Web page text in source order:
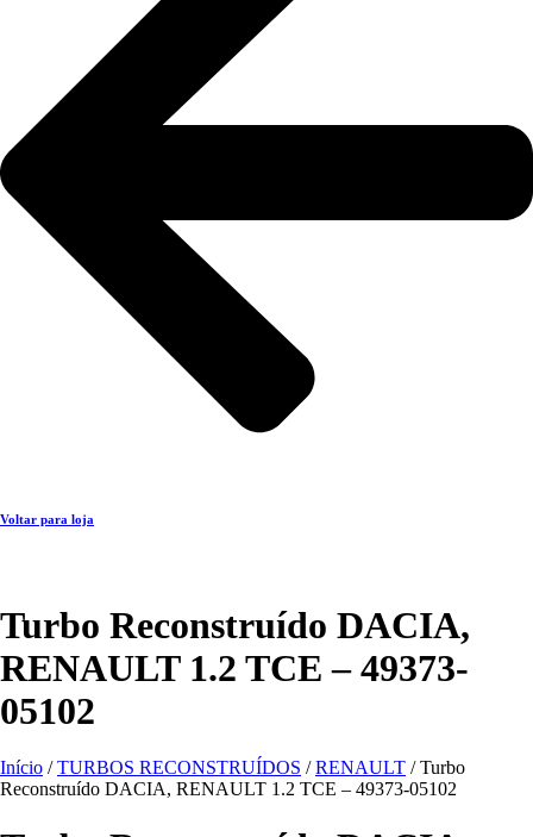
Voltar para loja
Turbo Reconstruído DACIA,
RENAULT 1.2 TCE – 49373-
05102
Início /TURBOS RECONSTRUÍDOS /RENAULT / Turbo
Reconstruído DACIA, RENAULT 1.2 TCE – 49373-05102